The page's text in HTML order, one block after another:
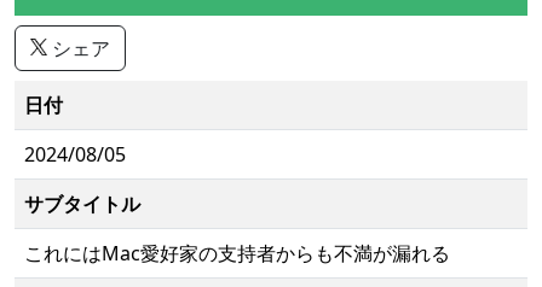
シェア
日付
2024/08/05
サブタイトル
これにはMac愛好家の支持者からも不満が漏れる